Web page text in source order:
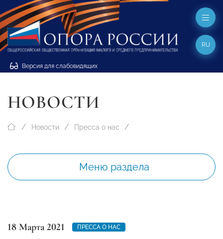
Версия для слабовидящих
RU
НОВОСТИ
Новости Пресса о нас
Меню раздела
18 Марта 2021 ПРЕССА О НАС